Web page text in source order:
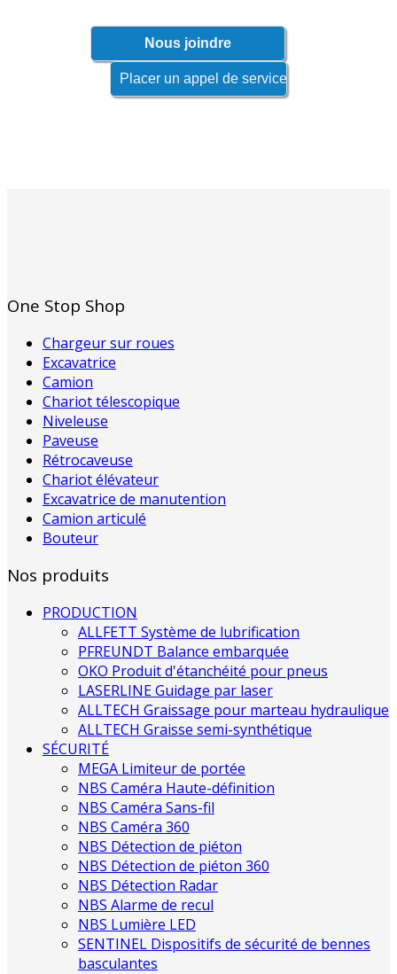
One Stop Shop
Chargeur sur roues
Excavatrice
Camion
Chariot télescopique
Niveleuse
Paveuse
Rétrocaveuse
Chariot élévateur
Excavatrice de manutention
Camion articulé
Bouteur
Nos produits
PRODUCTION
ALLFETT Système de lubrification
PFREUNDT Balance embarquée
OKO Produit d'étanchéité pour pneus
LASERLINE Guidage par laser
ALLTECH Graissage pour marteau hydraulique
ALLTECH Graisse semi-synthétique
SÉCURITÉ
MEGA Limiteur de portée
NBS Caméra Haute-définition
NBS Caméra Sans-fil
NBS Caméra 360
NBS Détection de piéton
NBS Détection de piéton 360
NBS Détection Radar
NBS Alarme de recul
NBS Lumière LED
SENTINEL Dispositifs de sécurité de bennes
basculantes